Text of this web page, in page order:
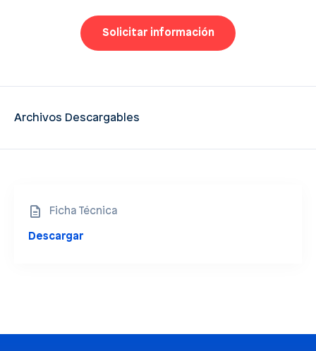
Solicitar información
Archivos Descargables
Ficha Técnica
Descargar